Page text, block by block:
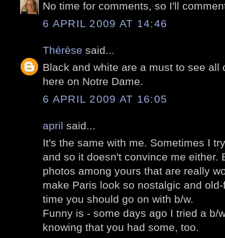
No time for comments, so I'll
6 APRIL 2009 AT 14:46
Thérèse said...
Black and white are a must to see all
here on Notre Dame.
6 APRIL 2009 AT 16:05
april said...
It's the same with me. Sometimes I
and so it doesn't convince me either.
photos among yours that are really
make Paris look so nostalgic and
time you should go on with b/w.
Funny is - some days ago I tried a b/
knowing that you had some, too.